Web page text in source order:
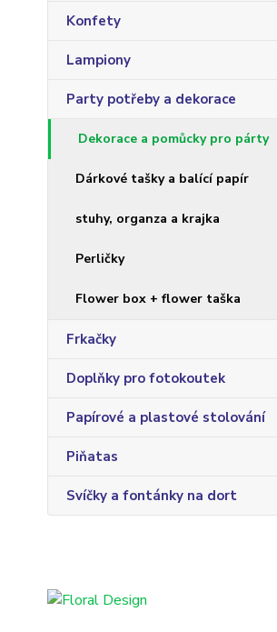
Konfety
Lampiony
Party potřeby a dekorace
Dekorace a pomůcky pro párty
Dárkové tašky a balící papír
stuhy, organza a krajka
Perličky
Flower box + flower taška
Frkačky
Doplňky pro fotokoutek
Papírové a plastové stolování
Piňatas
Svíčky a fontánky na dort